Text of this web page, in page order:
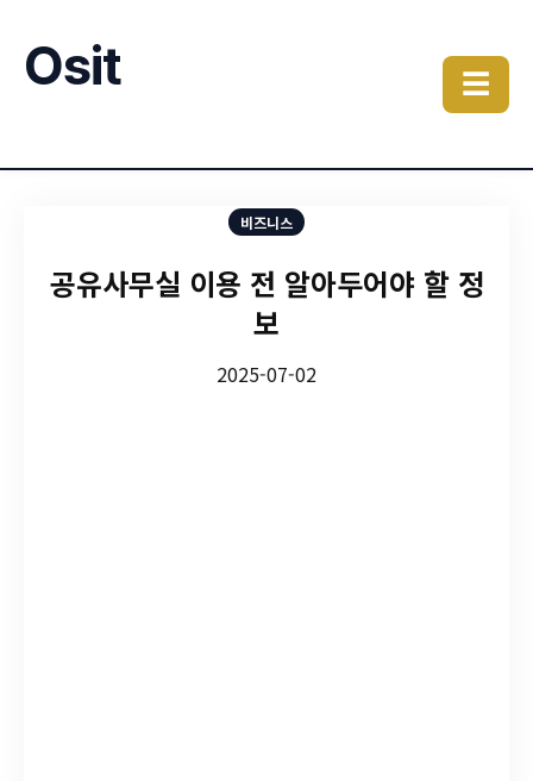
Osit ☰
비즈니스
공유사무실 이용 전 알아두어야 할 정
보
2025-07-02